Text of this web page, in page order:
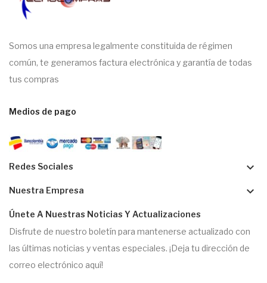
Somos una empresa legalmente constituida de régimen
común, te generamos factura electrónica y garantía de todas
tus compras
Medios de pago
Redes Sociales keyboard_arrow_down
Nuestra Empresa keyboard_arrow_down
Únete A Nuestras Noticias Y Actualizaciones
Disfrute de nuestro boletín para mantenerse actualizado con
las últimas noticias y ventas especiales. ¡Deja tu dirección de
correo electrónico aquí!